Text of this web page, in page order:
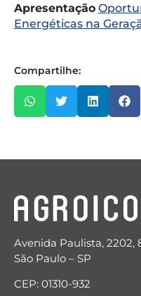
Apresentação
Energéticas na
Compartilhe:
Avenida Paulista, 2202,
São Paulo – SP
CEP: 01310-932